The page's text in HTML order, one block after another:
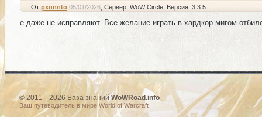
От pxnnnto 05/01/2026; Сервер: WoW Circle , Версия: 3.3.5
е даже не исправляют. Все желание играть в хардкор мигом
© 2011—2026 База знанийWoWRoad.info
Ваш путеводитель в мире World of Warcraft